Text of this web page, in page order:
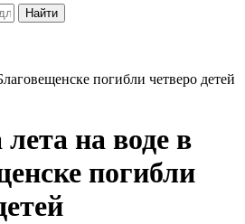
Найти
погибли четверо детей
на воде в
погибли